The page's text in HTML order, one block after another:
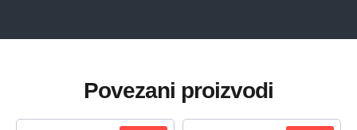
Povezani proizvodi